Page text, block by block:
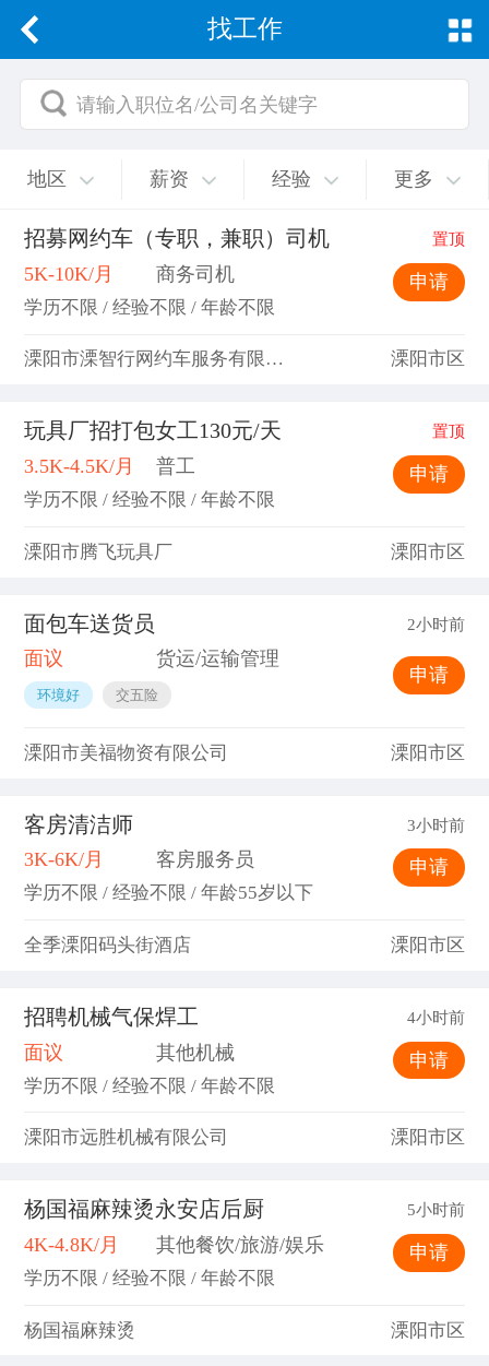
找工作
请输入职位名/公司名关键字
地区 薪资 经验 更多
招募网约车（专职，兼职）司机 置顶
5K-10K/月 商务司机
学历不限 / 经验不限 / 年龄不限
申请
溧阳市溧智行网约车服务有限公司 溧阳市区
玩具厂招打包女工130元/天 置顶
3.5K-4.5K/月 普工
学历不限 / 经验不限 / 年龄不限
申请
溧阳市腾飞玩具厂 溧阳市区
面包车送货员 2小时前
面议 货运/运输管理
环境好 交五险
申请
溧阳市美福物资有限公司 溧阳市区
客房清洁师 3小时前
3K-6K/月 客房服务员
学历不限 / 经验不限 / 年龄55岁以下
申请
全季溧阳码头街酒店 溧阳市区
招聘机械气保焊工 4小时前
面议 其他机械
学历不限 / 经验不限 / 年龄不限
申请
溧阳市远胜机械有限公司 溧阳市区
杨国福麻辣烫永安店后厨 5小时前
4K-4.8K/月 其他餐饮/旅游/娱乐
学历不限 / 经验不限 / 年龄不限
申请
杨国福麻辣烫 溧阳市区